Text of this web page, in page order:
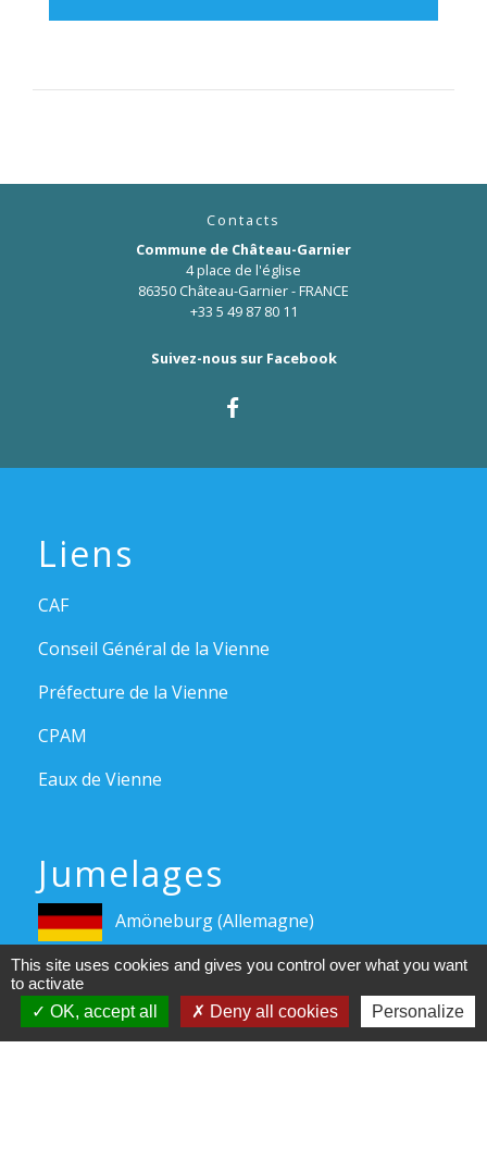
Contacts
Commune de Château-Garnier
4 place de l'église
86350 Château-Garnier - FRANCE
+33 5 49 87 80 11
Suivez-nous sur Facebook
Liens
CAF
Conseil Général de la Vienne
Préfecture de la Vienne
CPAM
Eaux de Vienne
Jumelages
Amöneburg (Allemagne)
Pacte d'amitié avec Tuoro Sul Trasimeno (Italie)
This site uses cookies and gives you control over what you want
to activate
OK, accept all
Deny all cookies Personalize